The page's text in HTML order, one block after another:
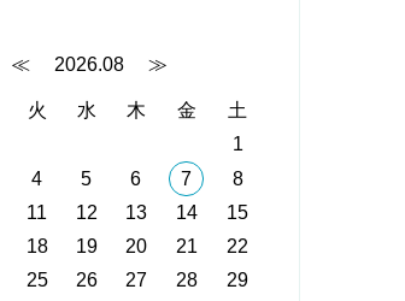
≪ 2026.08 ≫
火 水 木 金
土
1
4 5 6 7
8
11 12 13 14
15
18 19 20 21
22
25 26 27 28
29